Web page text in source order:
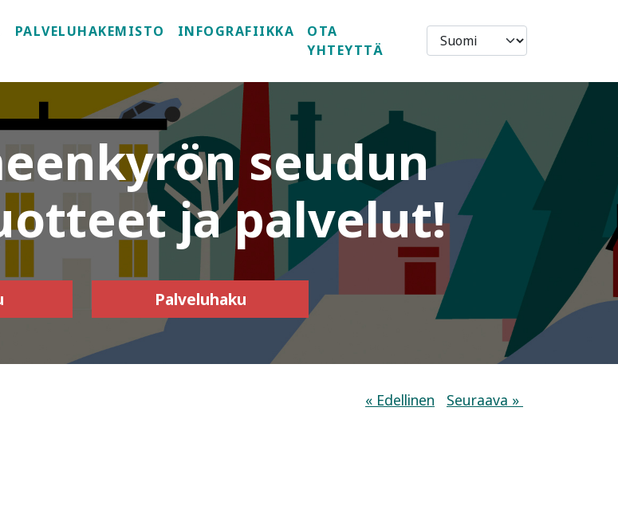
PALVELUHAKEMISTO INFOGRAFIIKKA
OTA
YHTEYTTÄ
seudun
ja palvelut!
Palveluhaku
« Edellinen Seuraava »